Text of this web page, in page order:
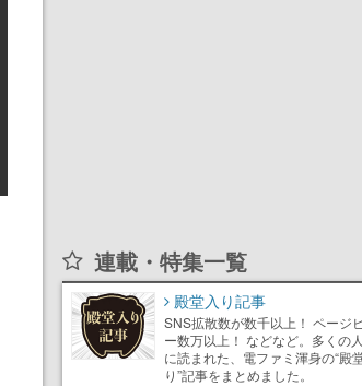
連載・特集一覧
殿堂入り記事
SNS拡散数が数千以上！ ページ
ー数万以上！ などなど。多くの
に読まれた、電ファミ渾身の“殿
り”記事をまとめました。